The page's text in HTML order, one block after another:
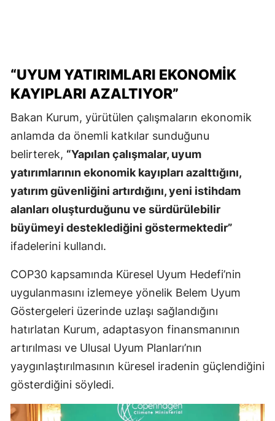
“UYUM YATIRIMLARI EKONOMIK
KAYIPLARI AZALTIYOR”
Bakan Kurum, yürütülen çalışmaların ekonomik
anlamda da önemli katkılar sunduğunu
belirterek, “Yapılan çalışmalar, uyum
yatırımlarının ekonomik kayıpları azalttığını,
yatırım güvenliğini artırdığını, yeni istihdam
alanları oluşturduğunu ve sürdürülebilir
büyümeyi desteklediğini göstermektedir”
ifadelerini kullandı.
COP30 kapsamında Küresel Uyum Hedefi’nin
uygulanmasını izlemeye yönelik Belem Uyum
Göstergeleri üzerinde uzlaşı sağlandığını
hatırlatan Kurum, adaptasyon finansmanının
artırılması ve Ulusal Uyum Planları’nın
yaygınlaştırılmasının küresel iradenin güçlendiğini
gösterdiğini söyledi.